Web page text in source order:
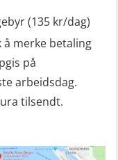
(GMDSS)
(135 kr/dag)
merke betaling
på
arbeidsdag.
tilsendt.